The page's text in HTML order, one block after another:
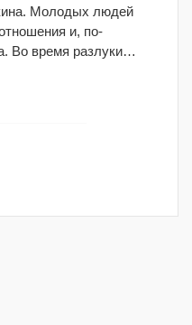
Молодых людей
и, по-
Во время разлуки…